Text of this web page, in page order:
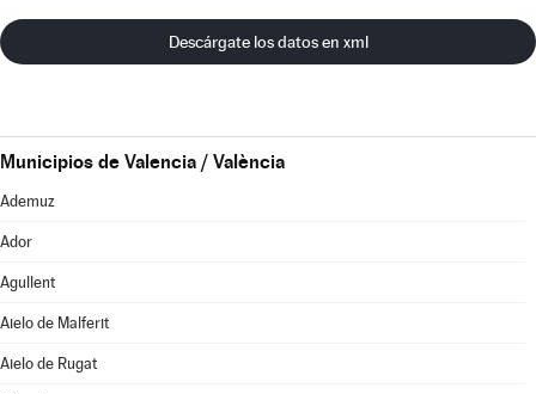
Descárgate los datos en xml
Municipios de Valencia / València
Ademuz
Ador
Agullent
Aielo de Malferit
Aielo de Rugat